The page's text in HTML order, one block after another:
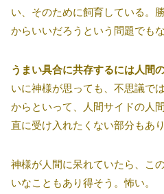
い、そのために飼育している。
からいいだろうという問題でも
うまい具合に共存するには人間
いに神様が思っても、不思議で
からといって、人間サイドの人
直に受け入れたくない部分もあり
神様が人間に呆れていたら、こ
いなこともあり得そう。怖い。